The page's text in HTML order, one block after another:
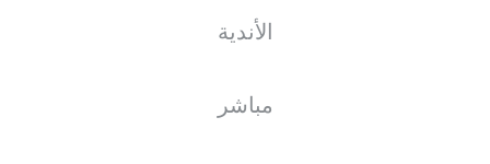
الأندية
مباشر